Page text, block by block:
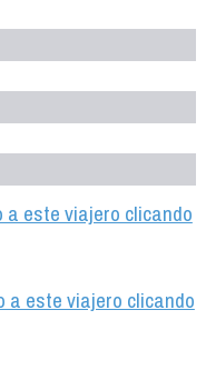
a este viajero clicando
a este viajero clicando